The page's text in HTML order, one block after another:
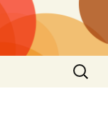
搜
索：